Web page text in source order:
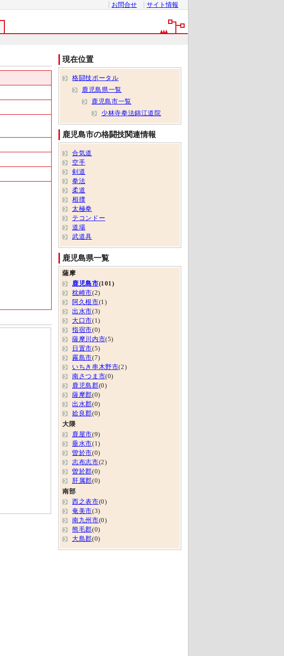
お問合せ サイト情報
現在位置
格闘技ポータル
鹿児島県一覧
鹿児島市一覧
少林寺拳法錦江道院
鹿児島市の格闘技関連情報
合気道
空手
剣道
拳法
柔道
相撲
太極拳
テコンドー
道場
武道具
鹿児島県一覧
薩摩
鹿児島市(101)
枕崎市(2)
阿久根市(1)
出水市(3)
大口市(1)
指宿市(0)
薩摩川内市(5)
日置市(5)
霧島市(7)
いちき串木野市(2)
南さつま市(0)
鹿児島郡(0)
薩摩郡(0)
出水郡(0)
姶良郡(0)
大隈
鹿屋市(9)
垂水市(1)
曽於市(0)
志布志市(2)
曽於郡(0)
肝属郡(0)
南部
西之表市(0)
奄美市(3)
南九州市(0)
熊毛郡(0)
大島郡(0)